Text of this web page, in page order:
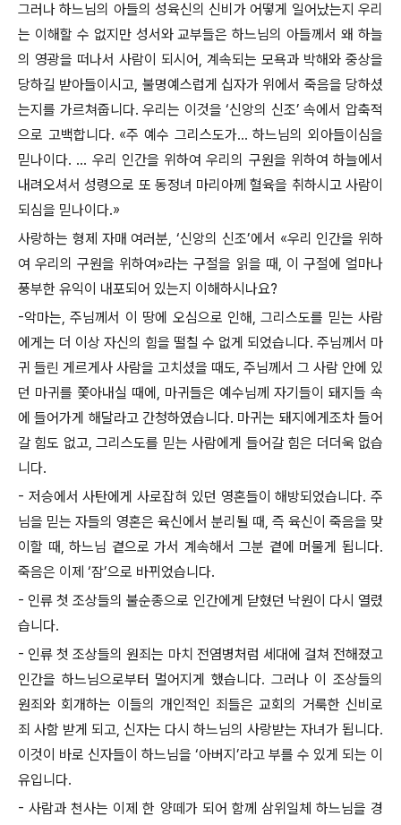
그러나 하느님의 아들의 성육신의 신비가 어떻게 일어났는지 우리
는 이해할 수 없지만 성서와 교부들은 하느님의 아들께서 왜 하늘
의 영광을 떠나서 사람이 되시어, 계속되는 모욕과 박해와 중상을
당하길 받아들이시고, 불명예스럽게 십자가 위에서 죽음을 당하셨
는지를 가르쳐줍니다. 우리는 이것을 ‘신앙의 신조’ 속에서 압축적
으로 고백합니다. «주 예수 그리스도가… 하느님의 외아들이심을
믿나이다. … 우리 인간을 위하여 우리의 구원을 위하여 하늘에서
내려오셔서 성령으로 또 동정녀 마리아께 혈육을 취하시고 사람이
되심을 믿나이다.»
사랑하는 형제 자매 여러분, ‘신앙의 신조’에서 «우리 인간을 위하
여 우리의 구원을 위하여»라는 구절을 읽을 때, 이 구절에 얼마나
풍부한 유익이 내포되어 있는지 이해하시나요?
-악마는, 주님께서 이 땅에 오심으로 인해, 그리스도를 믿는 사람
에게는 더 이상 자신의 힘을 떨칠 수 없게 되었습니다. 주님께서 마
귀 들린 게르게사 사람을 고치셨을 때도, 주님께서 그 사람 안에 있
던 마귀를 쫓아내실 때에, 마귀들은 예수님께 자기들이 돼지들 속
에 들어가게 해달라고 간청하였습니다. 마귀는 돼지에게조차 들어
갈 힘도 없고, 그리스도를 믿는 사람에게 들어갈 힘은 더더욱 없습
니다.
- 저승에서 사탄에게 사로잡혀 있던 영혼들이 해방되었습니다. 주
님을 믿는 자들의 영혼은 육신에서 분리될 때, 즉 육신이 죽음을 맞
이할 때, 하느님 곁으로 가서 계속해서 그분 곁에 머물게 됩니다.
죽음은 이제 ‘잠’으로 바뀌었습니다.
- 인류 첫 조상들의 불순종으로 인간에게 닫혔던 낙원이 다시 열렸
습니다.
- 인류 첫 조상들의 원죄는 마치 전염병처럼 세대에 걸쳐 전해졌고
인간을 하느님으로부터 멀어지게 했습니다. 그러나 이 조상들의
원죄와 회개하는 이들의 개인적인 죄들은 교회의 거룩한 신비로
죄 사함 받게 되고, 신자는 다시 하느님의 사랑받는 자녀가 됩니다.
이것이 바로 신자들이 하느님을 ‘아버지’라고 부를 수 있게 되는 이
유입니다.
- 사람과 천사는 이제 한 양떼가 되어 함께 삼위일체 하느님을 경